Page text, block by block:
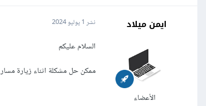
ايمن ميلاد
الأعضاء
نشر 1 يوليو 2024
السلام عليكم
ممكن حل مشكلة اثناء زيارة